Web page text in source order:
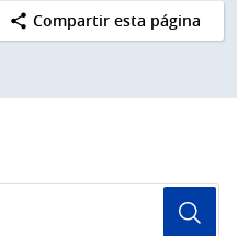
Compartir esta página